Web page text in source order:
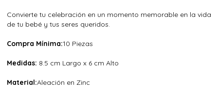
Convierte tu celebración en un momento memorable en la vida
de tu bebé y tus seres queridos.
Compra Mínima:10 Piezas
Medidas: 8.5 cm Largo x 6 cm Alto
Material:Aleación en Zinc